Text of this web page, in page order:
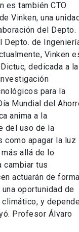
es también CTO
Vinken, una unidad
del Depto.
Depto. de
Vinken
dedicada a la
para la
Mundial del
anima a la
del uso de la
como apagar la luz
allá de lo
cambiar tus
actuarán de forma
oportunidad de
y
Profesor Álvaro